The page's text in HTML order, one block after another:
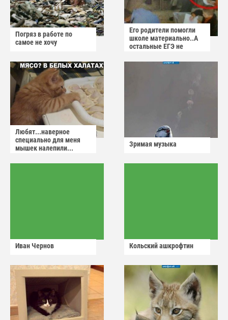
Погряз в работе по
самое не хочу
Его родители помогли
школе материально..А
остальные ЕГЭ не
Любят...наверное
специально для меня
мышек налепили...
Зримая музыка
Иван Чернов Кольский ашкрофтин